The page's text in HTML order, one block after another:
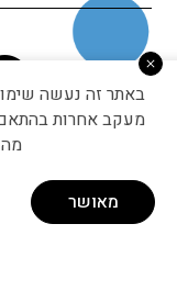
מעקב אחרות
מאושר